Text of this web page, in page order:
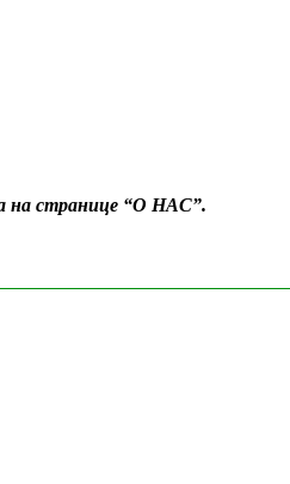
на странице “О НАС”.